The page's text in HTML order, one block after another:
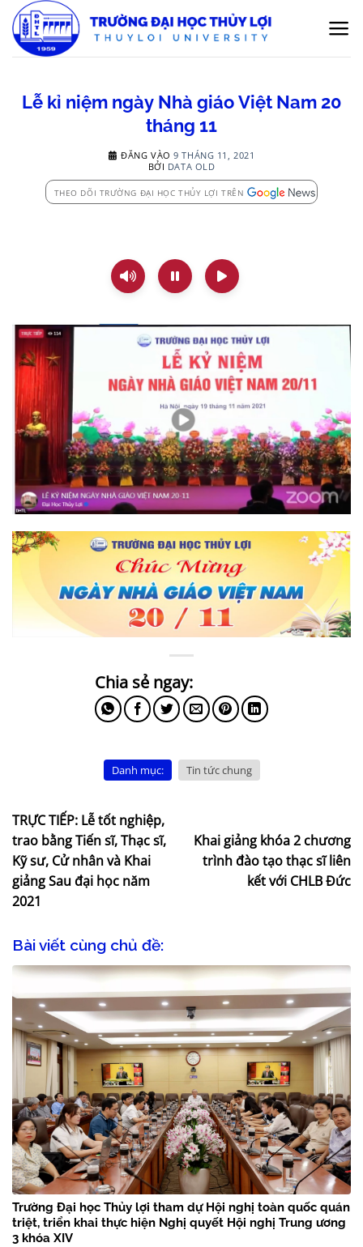
qua
nội
Lễ kỉ niệm ngày Nhà giáo Việt Nam 20
tháng 11
ĐĂNG VÀO9 THÁNG 11, 2021
BỞI DATA OLD
THEO DÕI TRƯỜNG ĐẠI HỌC THỦY LỢI TRÊN
Danh mục: Tin tức chung
TRỰC TIẾP: Lễ tốt nghiệp,
trao bằng Tiến sĩ, Thạc sĩ,
Kỹ sư, Cử nhân và Khai
giảng Sau đại học năm
2021
Khai giảng khóa 2 chương
trình đào tạo thạc sĩ liên
kết với CHLB Đức
Bài viết cùng chủ đề:
Trường Đại học Thủy lợi tham dự Hội nghị toàn quốc quán
triệt, triển khai thực hiện Nghị quyết Hội nghị Trung ương
3 khóa XIV